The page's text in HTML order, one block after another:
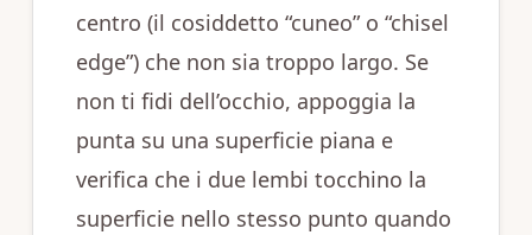
centro (il cosiddetto “cuneo” o “chisel
edge”) che non sia troppo largo. Se
non ti fidi dell’occhio, appoggia la
punta su una superficie piana e
verifica che i due lembi tocchino la
superficie nello stesso punto quando